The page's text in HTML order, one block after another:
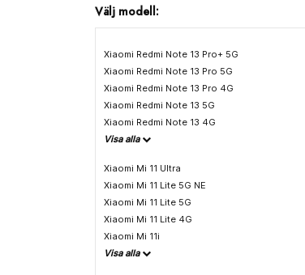
Välj modell:
Xiaomi Redmi Note 13 Pro+ 5G
Xiaomi Redmi Note 13 Pro 5G
Xiaomi Redmi Note 13 Pro 4G
Xiaomi Redmi Note 13 5G
Xiaomi Redmi Note 13 4G
Visa alla
Xiaomi Mi 11 Ultra
Xiaomi Mi 11 Lite 5G NE
Xiaomi Mi 11 Lite 5G
Xiaomi Mi 11 Lite 4G
Xiaomi Mi 11i
Visa alla